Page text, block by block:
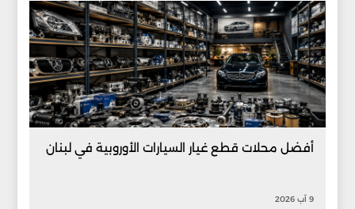
أفضل محلات قطع غيار السيارات الأوروبية في لبنان
9 آب 2026